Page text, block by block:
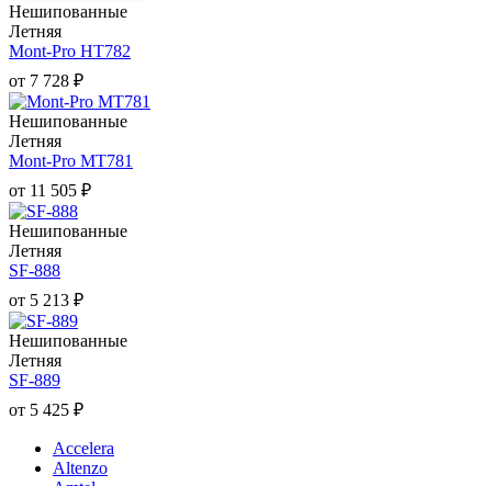
Нешипованные
Летняя
Mont-Pro HT782
от 7 728 ₽
Нешипованные
Летняя
Mont-Pro MT781
от 11 505 ₽
Нешипованные
Летняя
SF-888
от 5 213 ₽
Нешипованные
Летняя
SF-889
от 5 425 ₽
Accelera
Altenzo